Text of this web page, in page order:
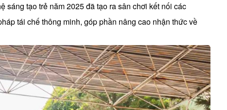
sáng tạo trẻ năm 2025 đã tạo ra sân chơi kết nối các
tái chế thông minh, góp phần nâng cao nhận thức về